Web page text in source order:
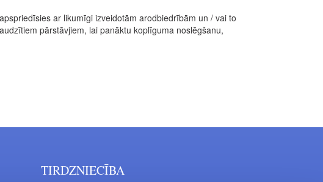
ar likumīgi izveidotām arodbiedrībām un / vai to
pārstāvjiem, lai panāktu koplīguma noslēgšanu,
TIRDZNIECĪBA